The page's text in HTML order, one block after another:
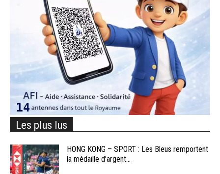
Les plus lus
HONG KONG – SPORT : Les Bleus remportent
la médaille d’argent...